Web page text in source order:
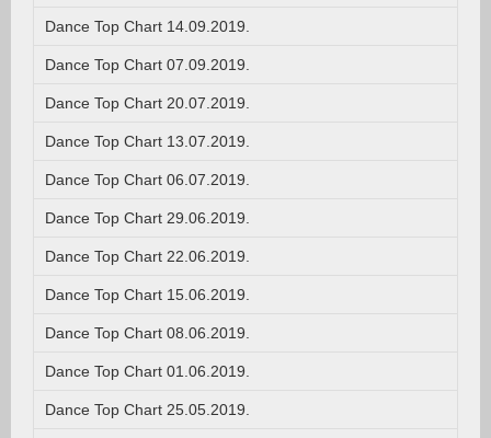
Dance Top Chart 14.09.2019.
Dance Top Chart 07.09.2019.
Dance Top Chart 20.07.2019.
Dance Top Chart 13.07.2019.
Dance Top Chart 06.07.2019.
Dance Top Chart 29.06.2019.
Dance Top Chart 22.06.2019.
Dance Top Chart 15.06.2019.
Dance Top Chart 08.06.2019.
Dance Top Chart 01.06.2019.
Dance Top Chart 25.05.2019.